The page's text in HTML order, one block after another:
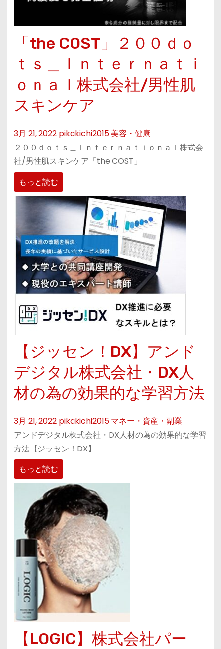
「the COST」２００ｄｏ
ｔｓ＿Ｉｎｔｅｒｎａｔｉ
ｏｎａｌ株式会社/男性肌
スキンケア
3月 21, 2022 pikakichi2015 美容・健康
２００ｄｏｔｓ＿Ｉｎｔｅｒｎａｔｉｏｎａｌ株式会
社/男性肌スキンケア「the COST」
もっと読む
【ジッセン！DX】アンド
デジタル株式会社・DX人
材の為の効果的な学習方法
3月 21, 2022 pikakichi2015 マネー・資産・副業
アンドデジタル株式会社・DX人材の為の効果的な学習
方法【ジッセン！DX】
もっと読む
【LOGIC】株式会社パー